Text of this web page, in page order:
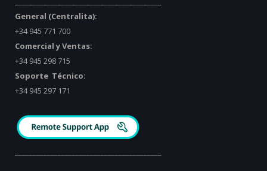
General (Centralita):
+34 945 771 700
Comercial y Ventas:
+34 945 298 715
Soporte Técnico:
+34 945 297 171